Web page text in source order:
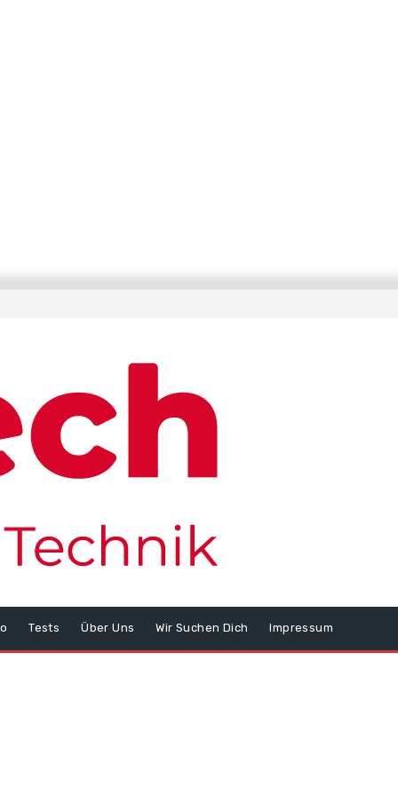
Tests Über Uns Wir Suchen Dich Impressum